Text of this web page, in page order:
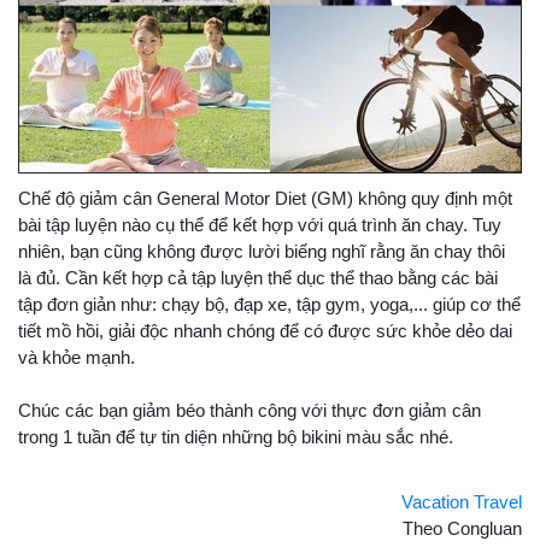
Chế độ giảm cân General Motor Diet (GM) không quy định một
bài tập luyện nào cụ thể để kết hợp với quá trình ăn chay. Tuy
nhiên, bạn cũng không được lười biếng nghĩ rằng ăn chay thôi
là đủ. Cần kết hợp cả tập luyện thể dục thể thao bằng các bài
tập đơn giản như: chạy bộ, đạp xe, tập gym, yoga,... giúp cơ thể
tiết mồ hồi, giải độc nhanh chóng để có được sức khỏe dẻo dai
và khỏe mạnh.
Chúc các bạn giảm béo thành công với thực đơn giảm cân
trong 1 tuần để tự tin diện những bộ bikini màu sắc nhé.
Vacation Travel
Theo Congluan